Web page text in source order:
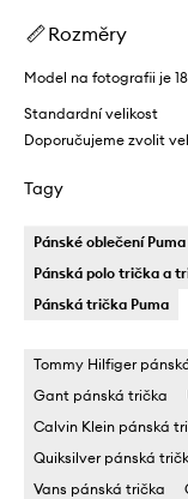
Rozměry
Model na fotografii je
Standardní velikost
Doporučujeme zvolit
Tagy
Pánské oblečení Puma
Pánská polo trička a
Pánská trička Puma
Tommy Hilfiger
Gant pánská trička
Calvin Klein pánská
Quiksilver pánská
Vans pánská trička